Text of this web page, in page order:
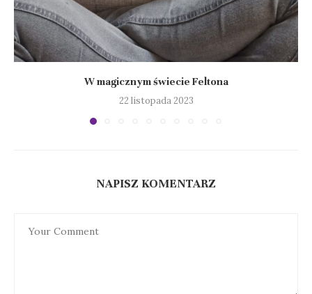
W magicznym świecie Feltona
22 listopada 2023
NAPISZ KOMENTARZ